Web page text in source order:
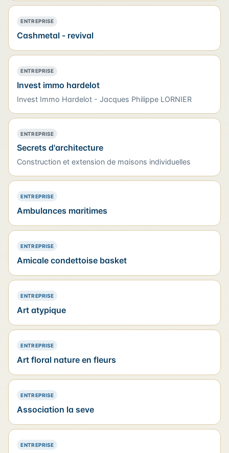
ENTREPRISE— POSITIONNEMENT PRÉFÉRENTIEL
Cashmetal - revival
ENTREPRISE— POSITIONNEMENT PRÉFÉRENTIEL
Invest immo hardelot
Invest Immo Hardelot - Jacques Philippe LORNIER
ENTREPRISE— POSITIONNEMENT PRÉFÉRENTIEL
Secrets d'architecture
Construction et extension de maisons individuelles
ENTREPRISE— PRÉSENCE SIMPLE
Ambulances maritimes
ENTREPRISE— PRÉSENCE SIMPLE
Amicale condettoise basket
ENTREPRISE— PRÉSENCE SIMPLE
Art atypique
ENTREPRISE— PRÉSENCE SIMPLE
Art floral nature en fleurs
ENTREPRISE— PRÉSENCE SIMPLE
Association la seve
ENTREPRISE— PRÉSENCE SIMPLE